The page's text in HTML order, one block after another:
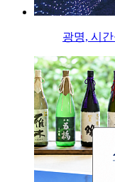
광명, 시